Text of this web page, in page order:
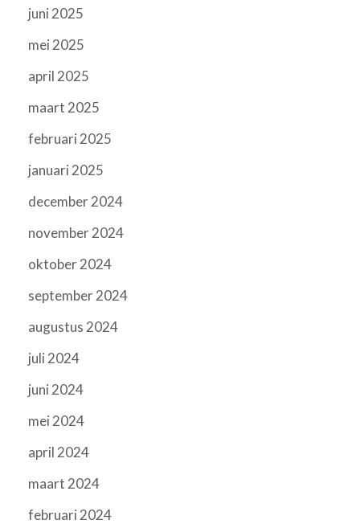
juni 2025
mei 2025
april 2025
maart 2025
februari 2025
januari 2025
december 2024
november 2024
oktober 2024
september 2024
augustus 2024
juli 2024
juni 2024
mei 2024
april 2024
maart 2024
februari 2024